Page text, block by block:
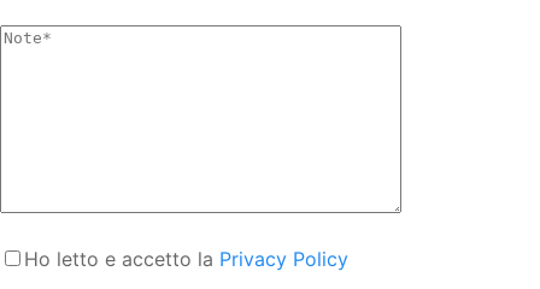
Ho letto e accetto la Privacy Policy